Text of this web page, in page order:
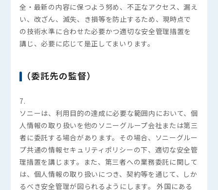
フリーワードで検索 Search
全・最新の内容に保つよう努め、不正なアクセス、漏え
い、改ざん、滅失、き損等を防止するため、現時点で
の技術水準に合わせた必要かつ適切な安全管理措置を
講じ、必要に応じて是正してまいります。
（委託先の監督）
7.
ソニーは、利用目的の達成に必要な範囲内において、個
人情報の取り扱いを他のソニーグループ会社または第三
者に委託する場合があります。その場合、ソニーグルー
プ共通の情報セキュリティポリシーの下、適切な安全管
理措置を講じます。また、第三者への業務委託に関して
は、個人情報の取り扱いにつき、契約等を通じて、しか
るべき安全管理が図られるようにします。 外国にある